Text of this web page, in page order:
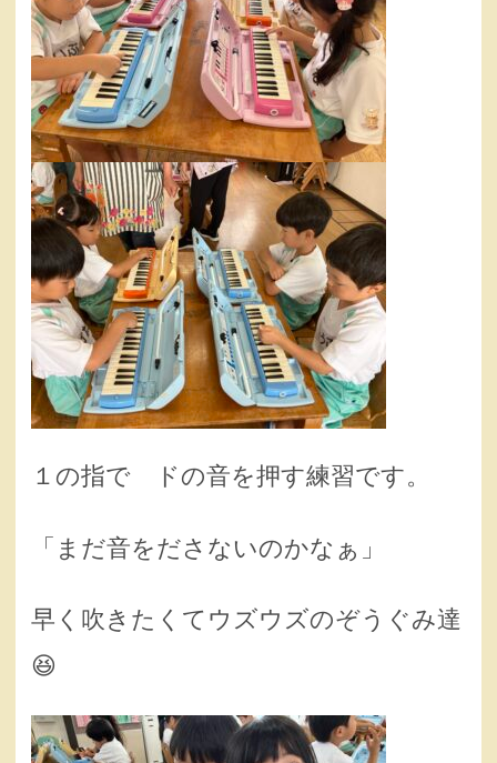
１の指で ドの音を押す練習です。
「まだ音をださないのかなぁ」
早く吹きたくてウズウズのぞうぐみ達
😆